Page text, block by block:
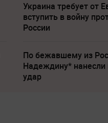
Украина требует от
вступить в войну
России
По бежавшему из
Надеждину*
удар